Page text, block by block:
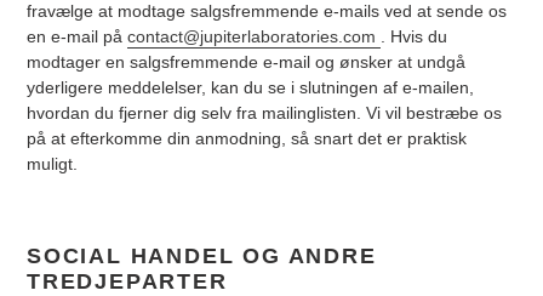
fravælge at modtage salgsfremmende e-mails ved at sende os
en e-mail på contact@jupiterlaboratories.com . Hvis du
modtager en salgsfremmende e-mail og ønsker at undgå
yderligere meddelelser, kan du se i slutningen af e-mailen,
hvordan du fjerner dig selv fra mailinglisten. Vi vil bestræbe os
på at efterkomme din anmodning, så snart det er praktisk
muligt.
SOCIAL HANDEL OG ANDRE
TREDJEPARTER